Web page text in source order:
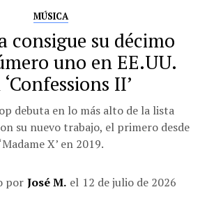
MÚSICA
consigue su décimo
uno en EE.UU.
II’
debuta en lo más alto de la lista
su nuevo trabajo, el primero desde
‘Madame X’ en 2019.
por José M. el 12 de julio de 2026